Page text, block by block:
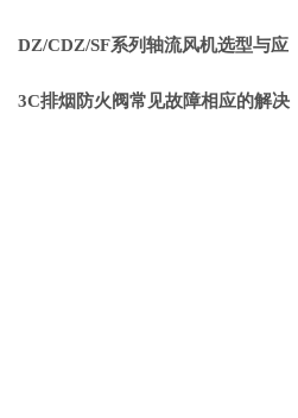
选？静音节能使用寿命长
DZ/CDZ/SF系列轴流风机选型与应
用指南
3C排烟防火阀常见故障相应的解决